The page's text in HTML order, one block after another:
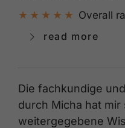
Overall
read more
Die fachkundige
durch Micha hat
weitergegebene